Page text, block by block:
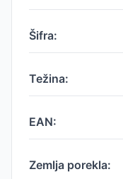
Šifra:
Težina:
EAN:
Zemlja porekla: